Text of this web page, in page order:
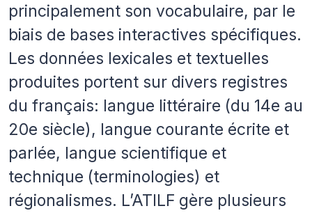
principalement son vocabulaire, par le
biais de bases interactives spécifiques.
Les données lexicales et textuelles
produites portent sur divers registres
du français: langue littéraire (du 14e au
20e siècle), langue courante écrite et
parlée, langue scientifique et
technique (terminologies) et
régionalismes. L’ATILF gère plusieurs